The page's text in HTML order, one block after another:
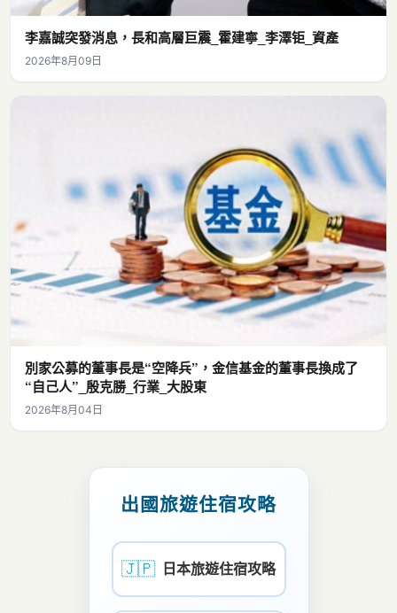
李嘉誠突發消息，長和高層巨震_霍建寧_李澤钜_資產
2026年8月09日
別家公募的董事長是“空降兵”，金信基金的董事長換成了
“自己人”_殷克勝_行業_大股東
2026年8月04日
出國旅遊住宿攻略
🇯🇵 日本旅遊住宿攻略